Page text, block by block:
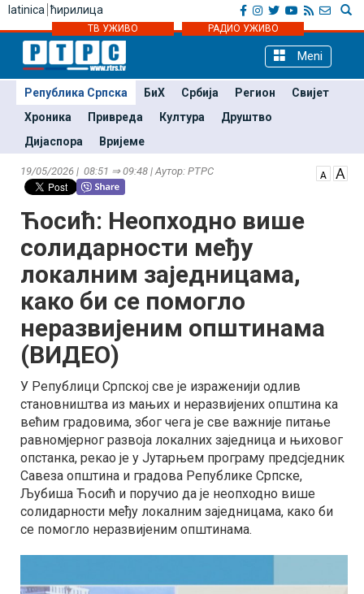
latinica ћирилица
ТВ УЖИВО РАДИО УЖИВО
Meni
Република Српска БиХ Србија Регион
Свијет
Хроника
Привреда Култура
Друштво
Дијаспора
Вријеме
19/05/2026 | 08:51 ⇒ 09:48 | Аутор: РТРС
Ћосић: Неопходно више
солидарности међу
локалним заједницама,
како би се помогло
неразвијеним општинама
(ВИДЕО)
У Републици Српској све је израженији одлив
становништва из мањих и неразвијених општина ка
већим градовима, због чега је све важније питање
равномјерног развоја локалних заједница и њиховог
опстанка, рекао је у Јутарњем програму предсједник
Савеза општина и градова Републике Српске,
Љубиша Ћосић и поручио да је неопходно више
солидарности међу локалним заједницама, како би
се помогло неразвијеним општинама.